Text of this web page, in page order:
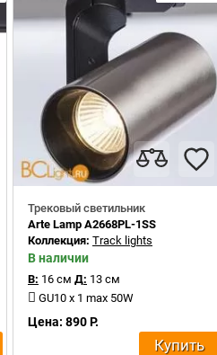
Трековый светильник
Arte Lamp A2668PL-1SS
Коллекция: Track lights
В наличии
В: 16 см Д: 13 см
GU10 x 1 max 50W
Цена: 890 Р.
Купить